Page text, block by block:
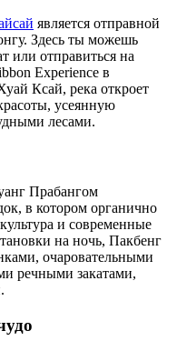
является отправной
Здесь ты можешь
или отправиться на
Experience в
Ксай, река откроет
усеянную
лесами.
Прабангом
в котором органично
и современные
на ночь, Пакбенг
очаровательными
речными закатами,